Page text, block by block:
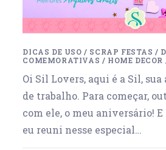
DICAS DE USO / SCRAP FESTAS /
COMEMORATIVAS / HOME DECOR
Oi Sil Lovers, aqui é a Sil,
de trabalho. Para começar,
com ele, o meu aniversário!
eu reuni nesse especial…